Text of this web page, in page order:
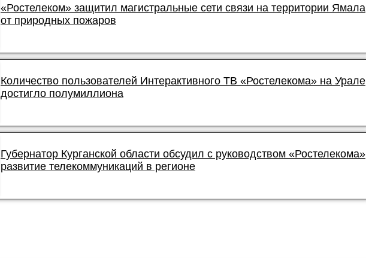
«Ростелеком» защитил магистральные сети связи на территории Ямала
от природных пожаров
Количество пользователей Интерактивного ТВ «Ростелекома» на Урале
достигло полумиллиона
Губернатор Курганской области обсудил с руководством «Ростелекома»
развитие телекоммуникаций в регионе